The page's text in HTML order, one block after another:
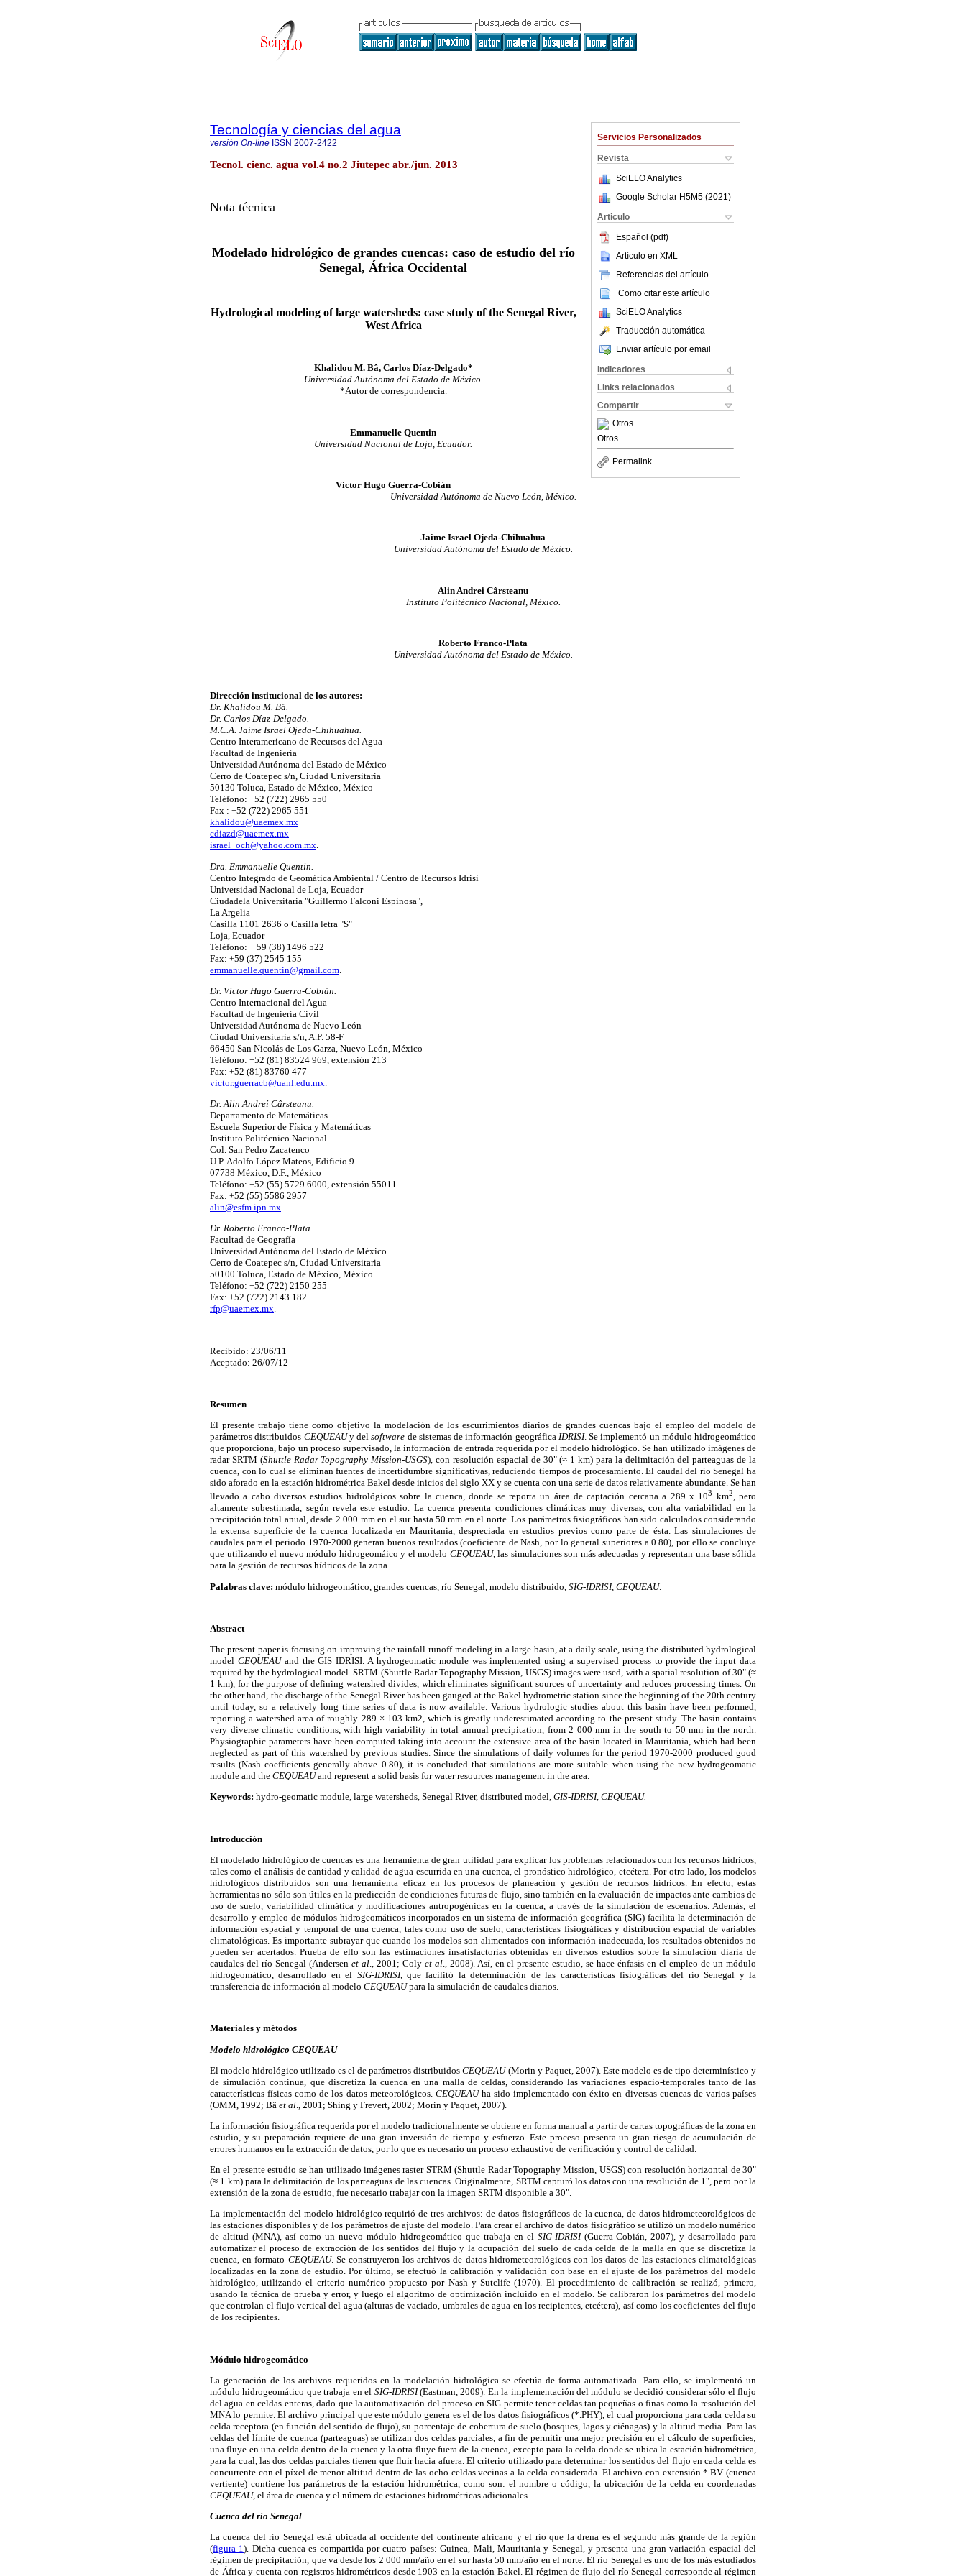
Servicios Personalizados
Revista
SciELO Analytics
Google Scholar H5M5 (2021 )
Articulo
Español (pdf)
Artículo en XML
Referencias del artículo
Como citar este artículo
SciELO Analytics
Traducción automática
Enviar artículo por email
Indicadores
Links relacionados
Compartir
Otros
Otros
Permalink
Tecnología y ciencias del agua
versión On-line ISSN 2007-2422
Tecnol. cienc. agua vol.4 no.2 Jiutepec abr./jun. 2013
Nota técnica
Modelado hidrológico de grandes cuencas: caso de estudio del río
Senegal, África Occidental
Hydrological modeling of large watersheds: case study of the Senegal River,
West Africa
Khalidou M. Bâ, Carlos Díaz-Delgado*
Universidad Autónoma del Estado de México.
*Autor de correspondencia.
Emmanuelle Quentin
Universidad Nacional de Loja, Ecuador.
Víctor Hugo Guerra-Cobián
Universidad Autónoma de Nuevo León, México.
Jaime Israel Ojeda-Chihuahua
Universidad Autónoma del Estado de México.
Alin Andrei Cârsteanu
Instituto Politécnico Nacional, México.
Roberto Franco-Plata
Universidad Autónoma del Estado de México.
Dirección institucional de los autores:
Dr. Khalidou M. Bâ.
Dr. Carlos Díaz-Delgado.
M.C.A. Jaime Israel Ojeda-Chihuahua.
Centro Interamericano de Recursos del Agua
Facultad de Ingeniería
Universidad Autónoma del Estado de México
Cerro de Coatepec s/n, Ciudad Universitaria
50130 Toluca, Estado de México, México
Teléfono: +52 (722) 2965 550
Fax : +52 (722) 2965 551
khalidou@uaemex.mx
cdiazd@uaemex.mx
israel_och@yahoo.com.mx.
Dra. Emmanuelle Quentin.
Centro Integrado de Geomática Ambiental / Centro de Recursos Idrisi
Universidad Nacional de Loja, Ecuador
Ciudadela Universitaria "Guillermo Falconi Espinosa",
La Argelia
Casilla 1101 2636 o Casilla letra "S"
Loja, Ecuador
Teléfono: + 59 (38) 1496 522
Fax: +59 (37) 2545 155
emmanuelle.quentin@gmail.com
Dr. Víctor Hugo Guerra-Cobián.
Centro Internacional del Agua
Facultad de Ingeniería Civil
Universidad Autónoma de Nuevo León
Ciudad Universitaria s/n, A.P. 58-F
66450 San Nicolás de Los Garza, Nuevo León, México
Teléfono: +52 (81) 83524 969, extensión 213
Fax: +52 (81) 83760 477
victor.guerracb@uanl.edu.mx
Dr. Alin Andrei Cârsteanu.
Departamento de Matemáticas
Escuela Superior de Física y Matemáticas
Instituto Politécnico Nacional
Col. San Pedro Zacatenco
U.P. Adolfo López Mateos, Edificio 9
07738 México, D.F., México
Teléfono: +52 (55) 5729 6000, extensión 55011
Fax: +52 (55) 5586 2957
alin@esfm.ipn.mx.
Dr. Roberto Franco-Plata.
Facultad de Geografía
Universidad Autónoma del Estado de México
Cerro de Coatepec s/n, Ciudad Universitaria
50100 Toluca, Estado de México, México
Teléfono: +52 (722) 2150 255
Fax: +52 (722) 2143 182
rfp@uaemex.mx.
Recibido: 23/06/11
Aceptado: 26/07/12
Resumen
El presente trabajo tiene como objetivo la modelación de los escurrimientos diarios de grandes cuencas bajo el empleo del modelo de
parámetros distribuidos CEQUEAUy delsoftware de sistemas de información geográfica IDRISI. Se implementó un módulo hidrogeomático
que proporciona, bajo un proceso supervisado, la información de entrada requerida por el modelo hidrológico. Se han utilizado imágenes de
radar SRTM (Shuttle Radar Topography Mission-USGS), con resolución espacial de 30" (≈ 1 km) para la delimitación del parteaguas de la
cuenca, con lo cual se eliminan fuentes de incertidumbre significativas, reduciendo tiempos de procesamiento. El caudal del río Senegal ha
sido aforado en la estación hidrométrica Bakel desde inicios del siglo XX y se cuenta con una serie de datos relativamente abundante. Se han
llevado a cabo diversos estudios hidrológicos sobre la cuenca, donde se reporta un área de captación cercana a 289 x 103 km2, pero
altamente subestimada, según revela este estudio. La cuenca presenta condiciones climáticas muy diversas, con alta variabilidad en la
precipitación total anual, desde 2 000 mm en el sur hasta 50 mm en el norte. Los parámetros fisiográficos han sido calculados considerando
la extensa superficie de la cuenca localizada en Mauritania, despreciada en estudios previos como parte de ésta. Las simulaciones de
caudales para el periodo 1970-2000 generan buenos resultados (coeficiente de Nash, por lo general superiores a 0.80), por ello se concluye
que utilizando el nuevo módulo hidrogeomáico y el modelo CEQUEAU, las simulaciones son más adecuadas y representan una base sólida
para la gestión de recursos hídricos de la zona.
Palabras clave: módulo hidrogeomático, grandes cuencas, río Senegal, modelo distribuido, SIG-IDRISI, CEQUEAU.
Abstract
The present paper is focusing on improving the rainfall-runoff modeling in a large basin, at a daily scale, using the distributed hydrological
model CEQUEAUand the GIS IDRISI. A hydrogeomatic module was implemented using a supervised process to provide the input data
required by the hydrological model. SRTM (Shuttle Radar Topography Mission, USGS) images were used, with a spatial resolution of 30" (≈
1 km), for the purpose of defining watershed divides, which eliminates significant sources of uncertainty and reduces processing times. On
the other hand, the discharge of the Senegal River has been gauged at the Bakel hydrometric station since the beginning of the 20th century
until today, so a relatively long time series of data is now available. Various hydrologic studies about this basin have been performed,
reporting a watershed area of roughly 289 × 103 km2, which is greatly underestimated according to the present study. The basin contains
very diverse climatic conditions, with high variability in total annual precipitation, from 2 000 mm in the south to 50 mm in the north.
Physiographic parameters have been computed taking into account the extensive area of the basin located in Mauritania, which had been
neglected as part of this watershed by previous studies. Since the simulations of daily volumes for the period 1970-2000 produced good
results (Nash coefficients generally above 0.80), it is concluded that simulations are more suitable when using the new hydrogeomatic
module and the CEQUEAUand represent a solid basis for water resources management in the area.
Keywords: hydro-geomatic module, large watersheds, Senegal River, distributed model, GIS-IDRISI, CEQUEAU.
Introducción
El modelado hidrológico de cuencas es una herramienta de gran utilidad para explicar los problemas relacionados con los recursos hídricos,
tales como el análisis de cantidad y calidad de agua escurrida en una cuenca, el pronóstico hidrológico, etcétera. Por otro lado, los modelos
hidrológicos distribuidos son una herramienta eficaz en los procesos de planeación y gestión de recursos hídricos. En efecto, estas
herramientas no sólo son útiles en la predicción de condiciones futuras de flujo, sino también en la evaluación de impactos ante cambios de
uso de suelo, variabilidad climática y modificaciones antropogénicas en la cuenca, a través de la simulación de escenarios. Además, el
desarrollo y empleo de módulos hidrogeomáticos incorporados en un sistema de información geográfica (SIG) facilita la determinación de
información espacial y temporal de una cuenca, tales como uso de suelo, características fisiográficas y distribución espacial de variables
climatológicas. Es importante subrayar que cuando los modelos son alimentados con información inadecuada, los resultados obtenidos no
pueden ser acertados. Prueba de ello son las estimaciones insatisfactorias obtenidas en diversos estudios sobre la simulación diaria de
caudales del río Senegal (Andersen et al., 2001; Coly et al., 2008). Así, en el presente estudio, se hace énfasis en el empleo de un módulo
hidrogeomático, desarrollado en el SIG-IDRISI, que facilitó la determinación de las características fisiográficas del río Senegal y la
transferencia de información al modelo CEQUEAUpara la simulación de caudales diarios.
Materiales y métodos
Modelo hidrológico CEQUEAU
El modelo hidrológico utilizado es el de parámetros distribuidosCEQUEAU(Morin y Paquet, 2007). Este modelo es de tipo determinístico y
de simulación continua, que discretiza la cuenca en una malla de celdas, considerando las variaciones espacio-temporales tanto de las
características físicas como de los datos meteorológicos. CEQUEAUha sido implementado con éxito en diversas cuencas de varios países
(OMM, 1992; Bâ et al ., 2001; Shing y Frevert, 2002; Morin y Paquet, 2007).
La información fisiográfica requerida por el modelo tradicionalmente se obtiene en forma manual a partir de cartas topográficas de la zona en
estudio, y su preparación requiere de una gran inversión de tiempo y esfuerzo. Este proceso presenta un gran riesgo de acumulación de
errores humanos en la extracción de datos, por lo que es necesario un proceso exhaustivo de verificación y control de calidad.
En el presente estudio se han utilizado imágenes raster STRM (Shuttle Radar Topography Mission, USGS) con resolución horizontal de 30"
(≈ 1 km) para la delimitación de los parteaguas de las cuencas. Originalmente, SRTM capturó los datos con una resolución de 1", pero por la
extensión de la zona de estudio, fue necesario trabajar con la imagen SRTM disponible a 30".
La implementación del modelo hidrológico requirió de tres archivos: de datos fisiográficos de la cuenca, de datos hidrometeorológicos de
las estaciones disponibles y de los parámetros de ajuste del modelo. Para crear el archivo de datos fisiográfico se utilizó un modelo numérico
de altitud (MNA), así como un nuevo módulo hidrogeomático que trabaja en el SIG-IDRISI(Guerra-Cobián, 2007), y desarrollado para
automatizar el proceso de extracción de los sentidos del flujo y la ocupación del suelo de cada celda de la malla en que se discretiza la
cuenca, en formato CEQUEAU. Se construyeron los archivos de datos hidrometeorológicos con los datos de las estaciones climatológicas
localizadas en la zona de estudio. Por último, se efectuó la calibración y validación con base en el ajuste de los parámetros del modelo
hidrológico, utilizando el criterio numérico propuesto por Nash y Sutclife (1970). El procedimiento de calibración se realizó, primero,
usando la técnica de prueba y error, y luego el algoritmo de optimización incluido en el modelo. Se calibraron los parámetros del modelo
que controlan el flujo vertical del agua (alturas de vaciado, umbrales de agua en los recipientes, etcétera), así como los coeficientes del flujo
de los recipientes.
Módulo hidrogeomático
La generación de los archivos requeridos en la modelación hidrológica se efectúa de forma automatizada. Para ello, se implementó un
módulo hidrogeomático que trabaja en el SIG-IDRISI(Eastman, 2009). En la implementación del módulo se decidió considerar sólo el flujo
del agua en celdas enteras, dado que la automatización del proceso en SIG permite tener celdas tan pequeñas o finas como la resolución del
MNA lo permite. El archivo principal que este módulo genera es el de los datos fisiográficos (*.PHY), el cual proporciona para cada celda su
celda receptora (en función del sentido de flujo), su porcentaje de cobertura de suelo (bosques, lagos y ciénagas) y la altitud media. Para las
celdas del límite de cuenca (parteaguas) se utilizan dos celdas parciales, a fin de permitir una mejor precisión en el cálculo de superficies;
una fluye en una celda dentro de la cuenca y la otra fluye fuera de la cuenca, excepto para la celda donde se ubica la estación hidrométrica,
para la cual, las dos celdas parciales tienen que fluir hacia afuera. El criterio utilizado para determinar los sentidos del flujo en cada celda es
concurrente con el píxel de menor altitud dentro de las ocho celdas vecinas a la celda considerada. El archivo con extensión *.BV (cuenca
vertiente) contiene los parámetros de la estación hidrométrica, como son: el nombre o código, la ubicación de la celda en coordenadas
CEQUEAU, el área de cuenca y el número de estaciones hidrométricas adicionales.
Cuenca del río Senegal
La cuenca del río Senegal está ubicada al occidente del continente africano y el río que la drena es el segundo más grande de la región
(figura 1). Dicha cuenca es compartida por cuatro países: Guinea, Mali, Mauritania y Senegal, y presenta una gran variación espacial del
régimen de precipitación, que va desde los 2 000 mm/año en el sur hasta 50 mm/año en el norte. El río Senegal es uno de los más estudiados
de África y cuenta con registros hidrométricos desde 1903 en la estación Bakel. El régimen de flujo del río Senegal corresponde al régimen